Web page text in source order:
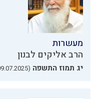
מעשרות
הרב אליקים לבנון
יג תמוז התשפה (09.07.2025)